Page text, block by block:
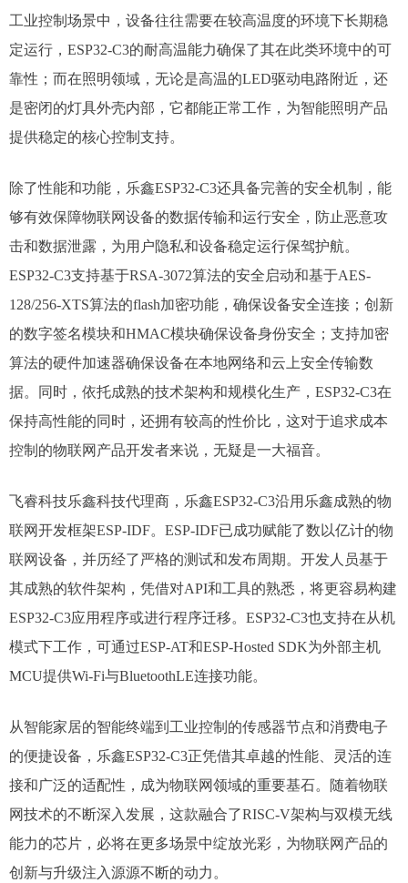
工业控制场景中，设备往往需要在较高温度的环境下长期稳
定运行，ESP32-C3的耐高温能力确保了其在此类环境中的可
靠性；而在照明领域，无论是高温的LED驱动电路附近，还
是密闭的灯具外壳内部，它都能正常工作，为智能照明产品
提供稳定的核心控制支持。
除了性能和功能，乐鑫ESP32-C3还具备完善的安全机制，能
够有效保障物联网设备的数据传输和运行安全，防止恶意攻
击和数据泄露，为用户隐私和设备稳定运行保驾护航。
ESP32-C3支持基于RSA-3072算法的安全启动和基于AES-
128/256-XTS算法的flash加密功能，确保设备安全连接；创新
的数字签名模块和HMAC模块确保设备身份安全；支持加密
算法的硬件加速器确保设备在本地网络和云上安全传输数
据。同时，依托成熟的技术架构和规模化生产，ESP32-C3在
保持高性能的同时，还拥有较高的性价比，这对于追求成本
控制的物联网产品开发者来说，无疑是一大福音。
飞睿科技乐鑫科技代理商，乐鑫ESP32-C3沿用乐鑫成熟的物
联网开发框架ESP-IDF。ESP-IDF已成功赋能了数以亿计的物
联网设备，并历经了严格的测试和发布周期。开发人员基于
其成熟的软件架构，凭借对API和工具的熟悉，将更容易构建
ESP32-C3应用程序或进行程序迁移。ESP32-C3也支持在从机
模式下工作，可通过ESP-AT和ESP-Hosted SDK为外部主机
MCU提供Wi-Fi与BluetoothLE连接功能。
从智能家居的智能终端到工业控制的传感器节点和消费电子
的便捷设备，乐鑫ESP32-C3正凭借其卓越的性能、灵活的连
接和广泛的适配性，成为物联网领域的重要基石。随着物联
网技术的不断深入发展，这款融合了RISC-V架构与双模无线
能力的芯片，必将在更多场景中绽放光彩，为物联网产品的
创新与升级注入源源不断的动力。